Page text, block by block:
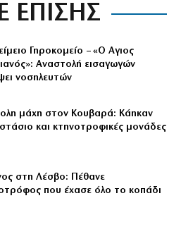
ΕΠΙΣΗΣ
Γηροκομείο – «Ο Αγιος
Αναστολή εισαγωγών
νοσηλευτών
μάχη στον Κουβαρά: Κάηκαν
και κτηνοτροφικές μονάδες
στη Λέσβο: Πέθανε
που έχασε όλο το κοπάδι